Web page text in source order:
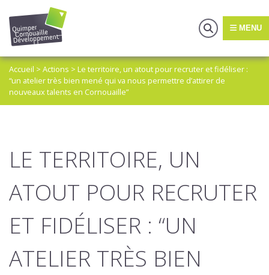
MENU
Accueil > Actions > Le territoire, un atout pour recruter et fidéliser :
“un atelier très bien mené qui va nous permettre d’attirer de
nouveaux talents en Cornouaille”
LE TERRITOIRE, UN
ATOUT POUR RECRUTER
ET FIDÉLISER : “UN
ATELIER TRÈS BIEN